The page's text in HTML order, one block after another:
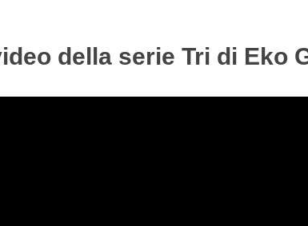
della serie Tri di Eko